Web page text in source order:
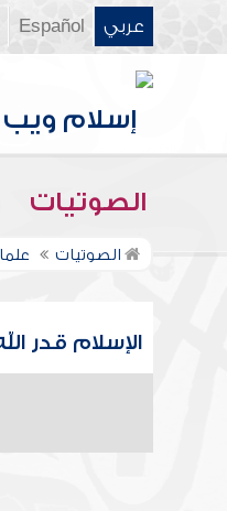
عربي Español
الصوتيات
الصوتيات
الإسلام قدر